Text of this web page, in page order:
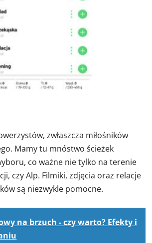
zwłaszcza miłośników
Mamy tu mnóstwo ścieżek
co ważne nie tylko na terenie
czy Alp. Filmiki, zdjęcia oraz relacje
są niezwykle pomocne.
na brzuch - czy warto? Efekty i